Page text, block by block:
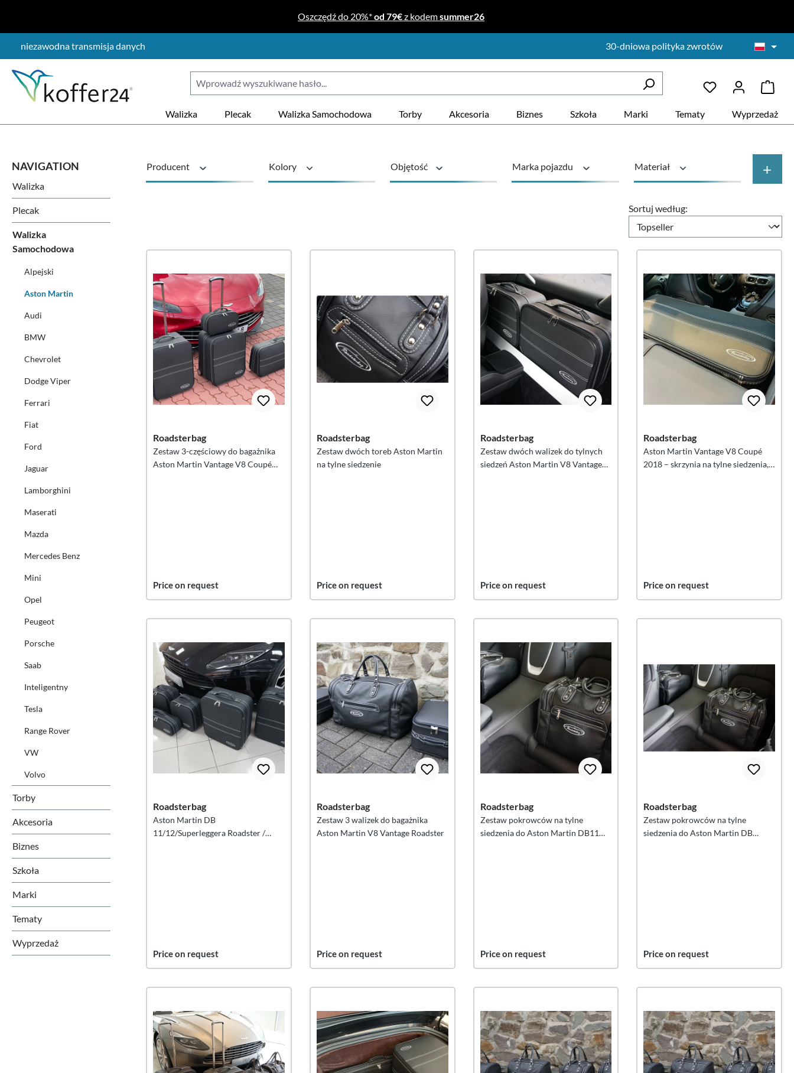
Oszczędź do 20%*od 79€z kodemsummer26
niezawodna transmisja danych 30-dniowa polityka zwrotów
Walizka Plecak Walizka Samochodowa Torby Akcesoria Biznes Szkoła Marki Tematy Wyprzedaż
Walizka
Plecak
Walizka
Samochodowa
Alpejski
Aston Martin
Audi
BMW
Chevrolet
Dodge Viper
Ferrari
Fiat
Ford
Jaguar
Lamborghini
Maserati
Mazda
Mercedes Benz
Mini
Opel
Peugeot
Porsche
Saab
Inteligentny
Tesla
Range Rover
VW
Volvo
Torby
Akcesoria
Biznes
Szkoła
Marki
Tematy
Wyprzedaż
Producent Kolory Objętość Marka pojazdu Materiał +
Sortuj według:
Roadsterbag
Zestaw 3-częściowy do bagażnika
Aston Martin Vantage V8 Coupé
Price on request
Roadsterbag
Zestaw dwóch toreb Aston Martin
na tylne siedzenie
Price on request
Roadsterbag
Zestaw dwóch walizek do tylnych
siedzeń Aston Martin V8 Vantage
Price on request
Roadsterbag
Aston Martin Vantage V8 Coupé
2018 – skrzynia na tylne siedzenia,
Price on request
Roadsterbag
Aston Martin DB
11/12/Superleggera Roadster /
Price on request
Roadsterbag
Zestaw 3 walizek do bagażnika
Aston Martin V8 Vantage Roadster
Price on request
Roadsterbag
Zestaw pokrowców na tylne
siedzenia do Aston Martin DB11
Price on request
Roadsterbag
Zestaw pokrowców na tylne
siedzenia do Aston Martin DB
Price on request